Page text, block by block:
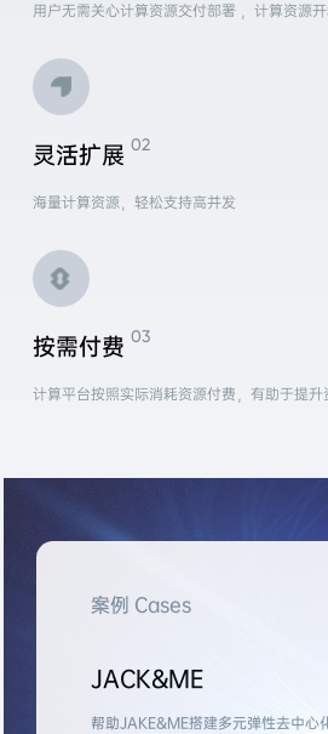
用户无需关心计算资源交付部署 ，计算资源
灵活扩展
海量计算资源，轻松支持高并发
按需付费
计算平台按照实际消耗资源付费，有助于提
案例 Cases
JACK&ME
帮助JAKE&ME搭建多元弹性去中心